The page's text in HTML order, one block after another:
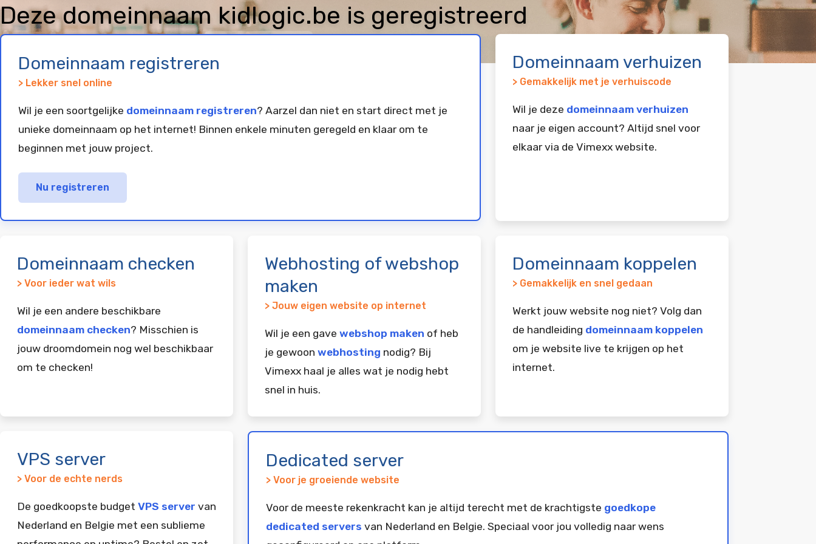
Deze domeinnaam kidlogic.be is geregistreerd
en geparkeerd bij
Domeinnaam registreren
> Lekker snel online
Wil je een soortgelijke domeinnaam registreren? Aarzel dan niet en start direct met je
unieke domeinnaam op het internet! Binnen enkele minuten geregeld en klaar om te
beginnen met jouw project.
Nu registreren
Domeinnaam verhuizen
> Gemakkelijk met je verhuiscode
Wil je deze domeinnaam verhuizen
naar je eigen account? Altijd snel voor
elkaar via de Vimexx website.
Domeinnaam checken
> Voor ieder wat wils
Wil je een andere beschikbare
domeinnaam checken? Misschien is
jouw droomdomein nog wel beschikbaar
om te checken!
Webhosting of webshop
maken
> Jouw eigen website op internet
Wil je een gave webshop maken of heb
je gewoon webhosting nodig? Bij
Vimexx haal je alles wat je nodig hebt
snel in huis.
Domeinnaam koppelen
> Gemakkelijk en snel gedaan
Werkt jouw website nog niet? Volg dan
de handleiding domeinnaam koppelen
om je website live te krijgen op het
internet.
VPS server
> Voor de echte nerds
De goedkoopste budget VPS server van
Nederland en Belgie met een sublieme
Dedicated server
> Voor je groeiende website
Voor de meeste rekenkracht kan je altijd terecht met de krachtigste goedkope
dedicated servers van Nederland en Belgie. Speciaal voor jou volledig naar wens